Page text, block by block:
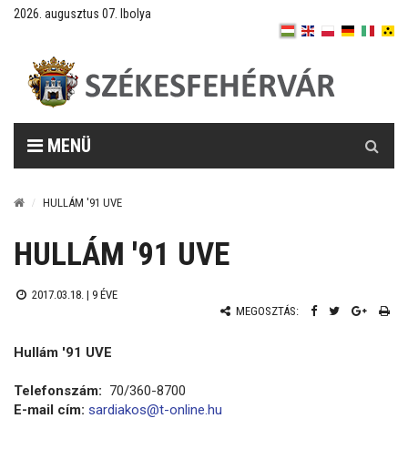
2026. augusztus 07. Ibolya
MENÜ
HULLÁM '91 UVE
HULLÁM '91 UVE
2017.03.18. | 9 ÉVE
MEGOSZTÁS:
Hullám '91 UVE
Telefonszám: 70/360-8700
E-mail cím: sardiakos@t-online.hu